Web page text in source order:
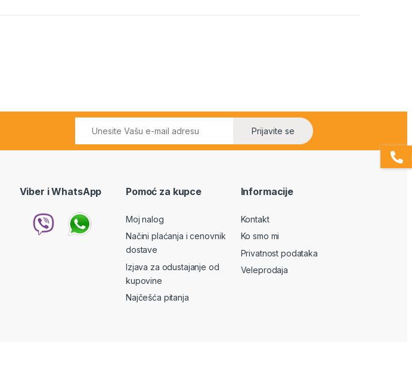
Prijavite se
Viber i WhatsApp Pomoć za kupce
Moj nalog
Načini plaćanja i cenovnik
dostave
Izjava za odustajanje od
kupovine
Najčešća pitanja
Informacije
Kontakt
Ko smo mi
Privatnost podataka
Veleprodaja